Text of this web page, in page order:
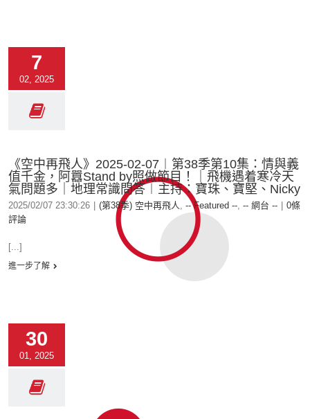
7
02, 2025
《空中再飛人》2025-02-07︱第38季第10集：情與義
值千金，阿囂Stand by照做節目！｜飛機遇着寒冷天
氣問題多｜地理常識問答︱主持：寶珠、寶堅、Nicky
2025/02/07 23:30:26 (第38季) 空中再飛人, -- Featured --, -- 網台 --
0條
評論
[...]
進一步了解
30
01, 2025